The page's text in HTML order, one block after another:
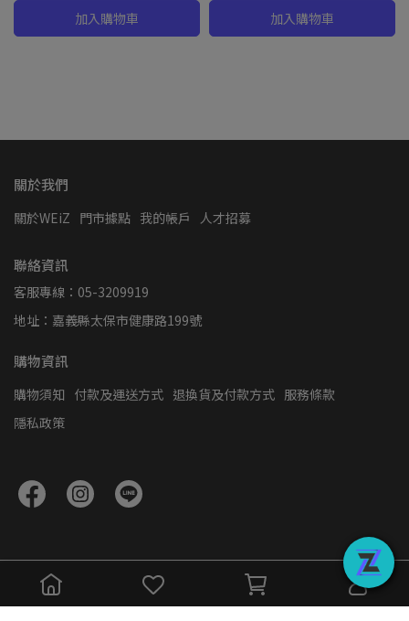
加入購物車 加入購物車
關於我們
關於WEiZ 門市據點 我的帳戶 人才招募
聯絡資訊
客服專線：05-3209919
地址：嘉義縣太保市健康路199號
購物資訊
購物須知 付款及運送方式 退換貨及付款方式 服務條款
隱私政策
Copyright © All Rights Reserved.Designed by CYBERBIZ